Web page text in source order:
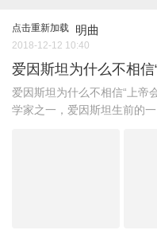
点击重新加载 明曲
2018-12-12 10:40
爱因斯坦为什么不相信
爱因斯坦为什么不相信“上帝
学家之一，爱因斯坦生前的一